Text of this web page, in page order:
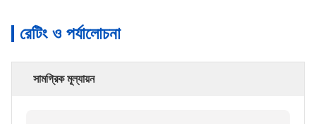
রেটিং ও পর্যালোচনা
সামগ্রিক মূল্যায়ন